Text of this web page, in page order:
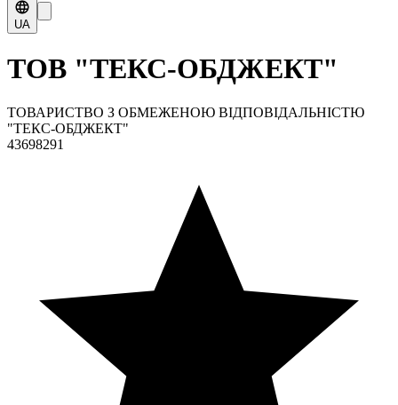
UA
ТОВ "ТЕКС-ОБДЖЕКТ"
ТОВАРИСТВО З ОБМЕЖЕНОЮ ВІДПОВІДАЛЬНІСТЮ
"ТЕКС-ОБДЖЕКТ"
43698291